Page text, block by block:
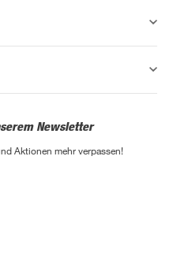
Newsletter
Aktionen mehr verpassen!